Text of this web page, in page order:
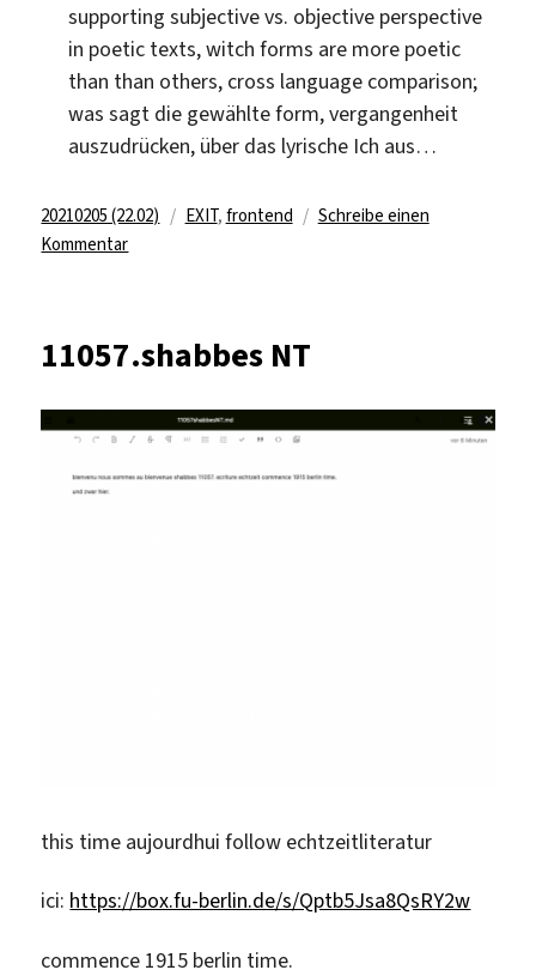
supporting subjective vs. objective perspective
in poetic texts, witch forms are more poetic
than than others, cross language comparison;
was sagt die gewählte form, vergangenheit
auszudrücken, über das lyrische Ich aus…
Veröffentlicht
am
20210205 (22.02) Kategorien
EXIT, frontend
Schreibe einen
Kommentarzu
11057.shabbes NT
this time aujourdhui follow echtzeitliteratur
ici: https://box.fu-berlin.de/s/Qptb5Jsa8QsRY2w
commence 1915 berlin time.